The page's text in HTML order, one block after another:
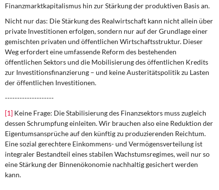
Finanzmarktkapitalismus hin zur Stärkung der produktiven Basis an.
Nicht nur das: Die Stärkung des Realwirtschaft kann nicht allein über
private Investitionen erfolgen, sondern nur auf der Grundlage einer
gemischten privaten und öffentlichen Wirtschaftsstruktur. Dieser
Weg erfordert eine umfassende Reform des bestehenden
öffentlichen Sektors und die Mobilisierung des öffentlichen Kredits
zur Investitionsfinanzierung – und keine Austeritätspolitik zu Lasten
der öffentlichen Investitionen.
--------------------
[1] Keine Frage: Die Stabilisierung des Finanzsektors muss zugleich
dessen Schrumpfung einleiten. Wir brauchen also eine Reduktion der
Eigentumsansprüche auf den künftig zu produzierenden Reichtum.
Eine sozial gerechtere Einkommens- und Vermögensverteilung ist
integraler Bestandteil eines stabilen Wachstumsregimes, weil nur so
eine Stärkung der Binnenökonomie nachhaltig gesichert werden
kann.